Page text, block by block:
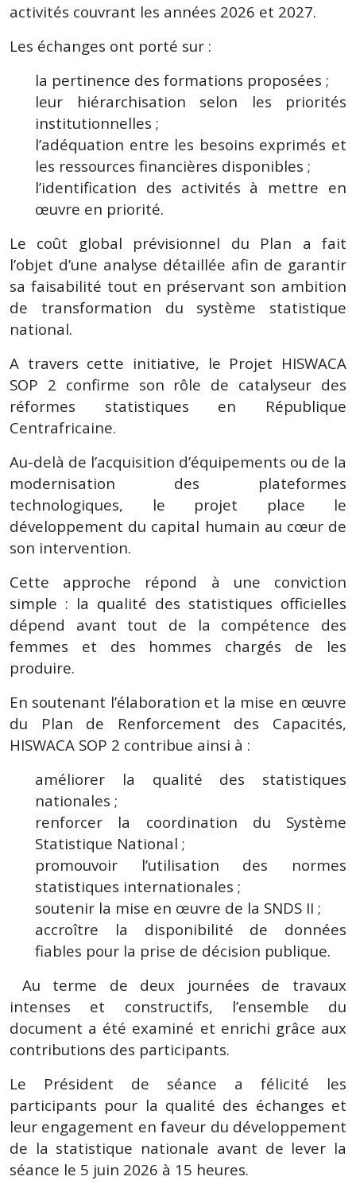
activités couvrant les années 2026 et 2027.
Les échanges ont porté sur :
la pertinence des formations proposées ;
leur hiérarchisation selon les priorités
institutionnelles ;
l’adéquation entre les besoins exprimés et
les ressources financières disponibles ;
l’identification des activités à mettre en
œuvre en priorité.
Le coût global prévisionnel du Plan a fait
l’objet d’une analyse détaillée afin de garantir
sa faisabilité tout en préservant son ambition
de transformation du système statistique
national.
A travers cette initiative, le Projet HISWACA
SOP 2 confirme son rôle de catalyseur des
réformes statistiques en République
Centrafricaine.
Au-delà de l’acquisition d’équipements ou de la
modernisation des plateformes
technologiques, le projet place le
développement du capital humain au cœur de
son intervention.
Cette approche répond à une conviction
simple : la qualité des statistiques officielles
dépend avant tout de la compétence des
femmes et des hommes chargés de les
produire.
En soutenant l’élaboration et la mise en œuvre
du Plan de Renforcement des Capacités,
HISWACA SOP 2 contribue ainsi à :
améliorer la qualité des statistiques
nationales ;
renforcer la coordination du Système
Statistique National ;
promouvoir l’utilisation des normes
statistiques internationales ;
soutenir la mise en œuvre de la SNDS II ;
accroître la disponibilité de données
fiables pour la prise de décision publique.
Au terme de deux journées de travaux
intenses et constructifs, l’ensemble du
document a été examiné et enrichi grâce aux
contributions des participants.
Le Président de séance a félicité les
participants pour la qualité des échanges et
leur engagement en faveur du développement
de la statistique nationale avant de lever la
séance le 5 juin 2026 à 15 heures.